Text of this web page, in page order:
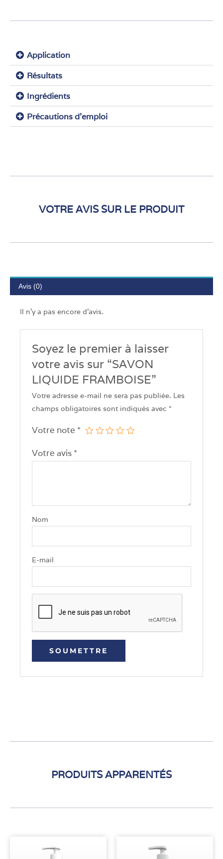
Application
Résultats
Ingrédients
Précautions d'emploi
VOTRE AVIS SUR LE PRODUIT
Avis (0)
Il n’y a pas encore d’avis.
Soyez le premier à laisser
votre avis sur “SAVON
LIQUIDE FRAMBOISE”
Votre adresse e-mail ne sera pas publiée. Les
champs obligatoires sont indiqués avec *
Votre note *
Votre avis *
Nom
E-mail
PRODUITS APPARENTÉS